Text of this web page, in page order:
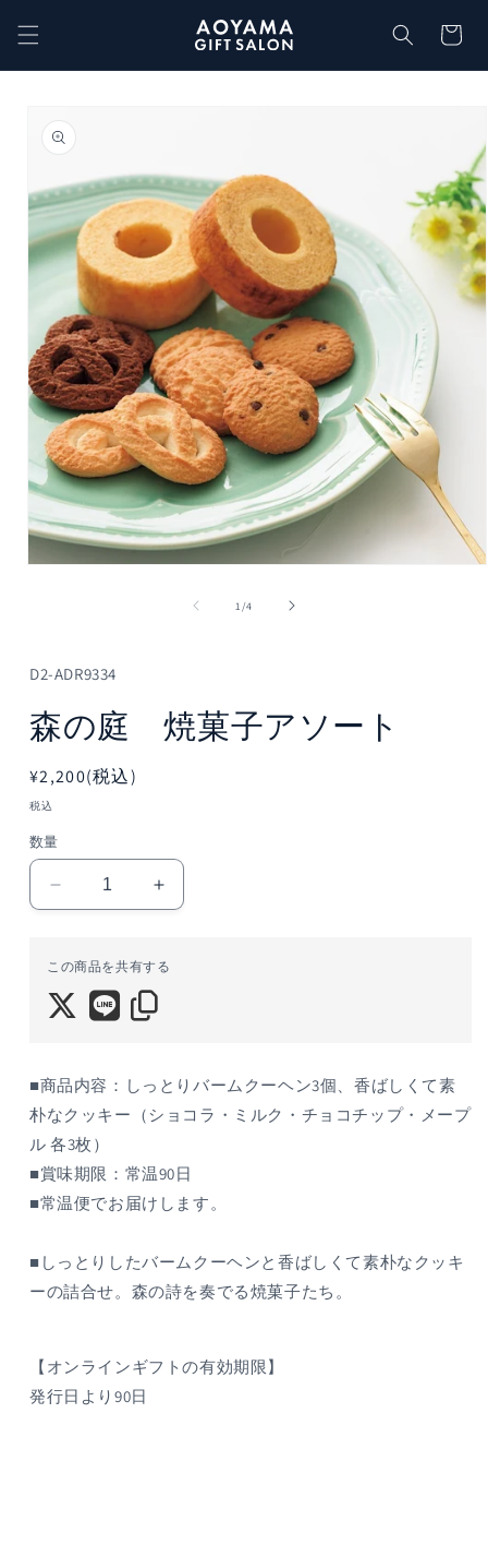
ンツに
進む
ー
報にス
キップ
メ
ィ
ア
開
く
1/の
4
D2-ADR9334
森の庭 焼菓子アソート
通
常
格
¥2,200(税込)
税込
数量
焼
菓
ソ
ー
ト
の
数
量
減
ら
森
焼
菓
ソ
数
量
増
や
この商品を共有する
■商品内容：しっとりバームクーヘン3個、香ばしくて素
朴なクッキー（ショコラ・ミルク・チョコチップ・メープ
ル 各3枚）
■賞味期限：常温90日
■常温便でお届けします。
■しっとりしたバームクーヘンと香ばしくて素朴なクッキ
ーの詰合せ。森の詩を奏でる焼菓子たち。
【オンラインギフトの有効期限】
発行日より90日